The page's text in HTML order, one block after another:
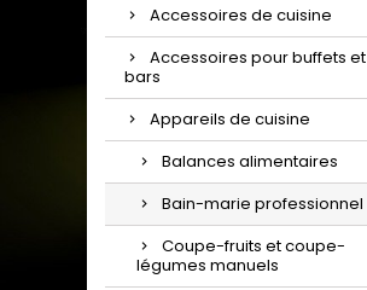
Accessoires de cuisine
Accessoires pour buffets et
bars
Appareils de cuisine
Balances alimentaires
Bain-marie professionnel
Coupe-fruits et coupe-
légumes manuels